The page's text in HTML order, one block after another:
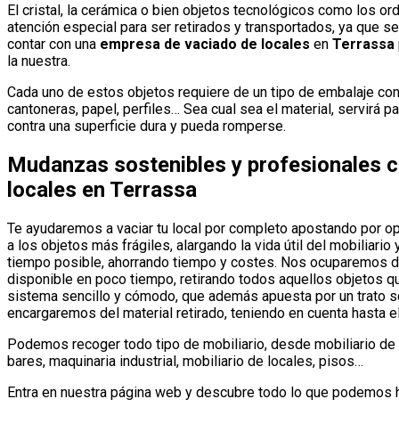
El cristal, la cerámica o bien objetos tecnológicos como los
atención especial para ser retirados y transportados, ya que
contar con una empresa de vaciado de locales en Terrassa
la nuestra.
Cada uno de estos objetos requiere de un tipo de embalaje
cantoneras, papel, perfiles… Sea cual sea el material, servirá
contra una superficie dura y pueda romperse.
Mudanzas sostenibles y profesionales
locales en Terrassa
Te ayudaremos a vaciar tu local por completo apostando por
a los objetos más frágiles, alargando la vida útil del
tiempo posible, ahorrando tiempo y costes. Nos ocuparemos
disponible en poco tiempo, retirando todos aquellos objetos
sistema sencillo y cómodo, que además apuesta por un
encargaremos del material retirado, teniendo en cuenta
Podemos recoger todo tipo de mobiliario, desde mobiliario
bares, maquinaria industrial, mobiliario de locales, pisos…
Entra en nuestra página web y descubre todo lo que podemos